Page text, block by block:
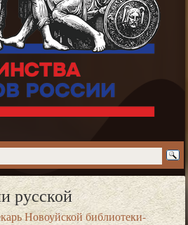
русской
Новоуйской библиотеки-